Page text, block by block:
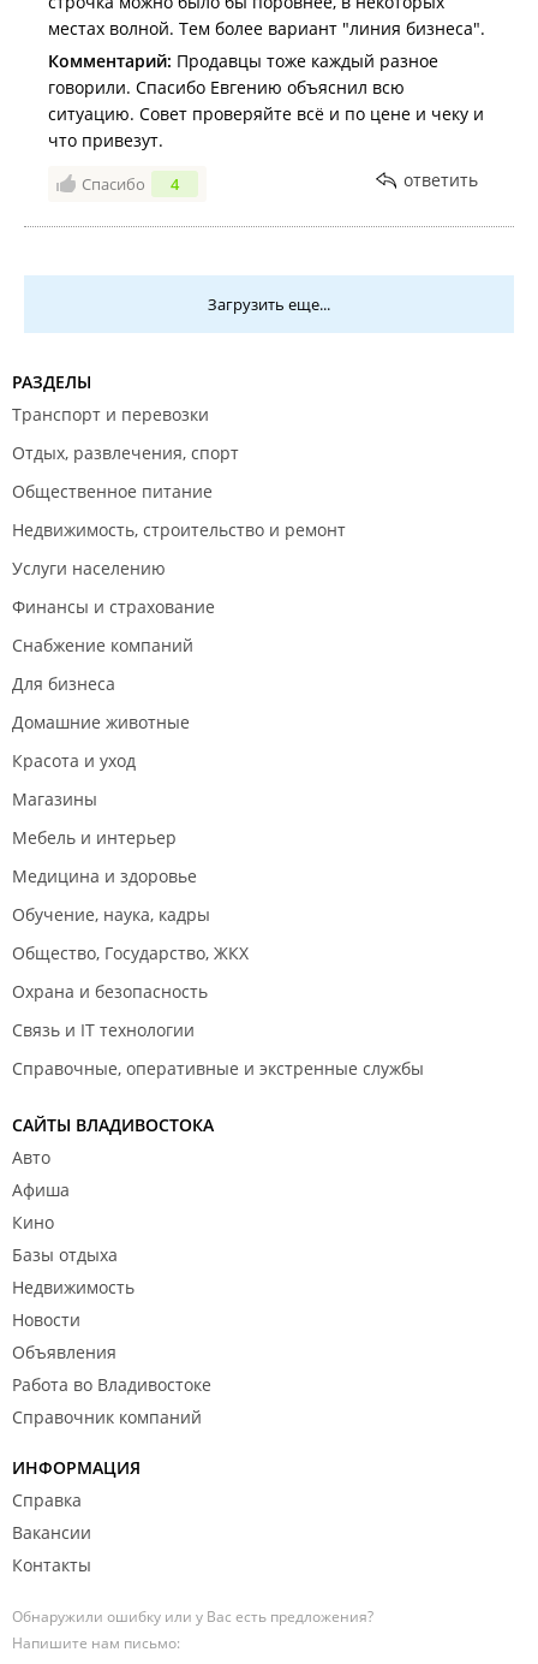
местах волной. Тем более вариант "линия бизнеса".
Комментарий: Продавцы тоже каждый разное
говорили. Спасибо Евгению объяснил всю
ситуацию. Совет проверяйте всё и по цене и чеку и
что привезут.
Спасибо 4 ответить
Загрузить еще...
РАЗДЕЛЫ
Транспорт и перевозки
Отдых, развлечения, спорт
Общественное питание
Недвижимость, строительство и ремонт
Услуги населению
Финансы и страхование
Снабжение компаний
Для бизнеса
Домашние животные
Красота и уход
Магазины
Мебель и интерьер
Медицина и здоровье
Обучение, наука, кадры
Общество, Государство, ЖКХ
Охрана и безопасность
Связь и IT технологии
Справочные, оперативные и экстренные службы
САЙТЫ ВЛАДИВОСТОКА
Авто
Афиша
Кино
Базы отдыха
Недвижимость
Новости
Объявления
Работа во Владивостоке
Справочник компаний
ИНФОРМАЦИЯ
Справка
Вакансии
Контакты
Обнаружили ошибку или у Вас есть предложения?
Напишите нам письмо: